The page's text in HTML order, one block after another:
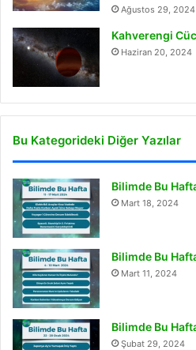
Ağustos 29, 2024
Kahverengi
Haziran 20, 2024
Bu Kategorideki Diğer Yazılar
Bilimde Bu
Mart 18, 2024
Bilimde Bu
Mart 11, 2024
Bilimde Bu
Şubat 29, 2024